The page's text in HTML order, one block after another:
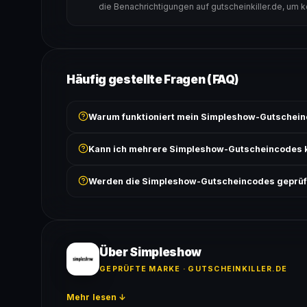
die Benachrichtigungen auf gutscheinkiller.de, um
Häufig gestellte Fragen (FAQ)
Warum funktioniert mein Simpleshow-
Bedingungen findest du unter „Details".
Kann ich mehrere Simpleshow-Gutscheincodes
ausgeschlossen, sofern die Angebotsbedingungen
Werden die Simpleshow-Gutscheincodes
Über Simpleshow
GEPRÜFTE MARKE · GUTSCHEINKILLER.DE
Mehr lesen ↓